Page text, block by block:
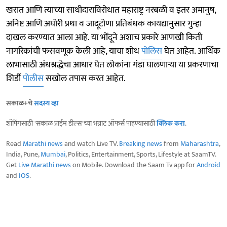
खरात आणि त्याच्या साथीदाराविरोधात महाराष्ट्र नरबळी व इतर अमानुष,
अनिष्ट आणि अघोरी प्रथा व जादूटोणा प्रतिबंधक कायद्यानुसार गुन्हा
दाखल करण्यात आला आहे. या भोंदूने अशाच प्रकारे आणखी किती
नागरिकांची फसवणूक केली आहे, याचा शोधपोलिसघेत आहेत. आर्थिक
लाभासाठी अंधश्रद्धेचा आधार घेत लोकांना गंडा घालणाऱ्या या प्रकरणाचा
शिर्डीपोलीससखोल तपास करत आहेत.
सकाळ+चेसदस्य व्हा
शॉपिंगसाठी 'सकाळ प्राईम डील्स'च्या भन्नाट ऑफर्स पाहण्यासाठीक्लिक करा.
Read Marathi newsand watch Live TV.Breaking newsfrom Maharashtra,
India, Pune,Mumbai, Politics, Entertainment, Sports, Lifestyle at SaamTV.
GetLive Marathi newson Mobile. Download the Saam Tv app forAndroid
and IOS.